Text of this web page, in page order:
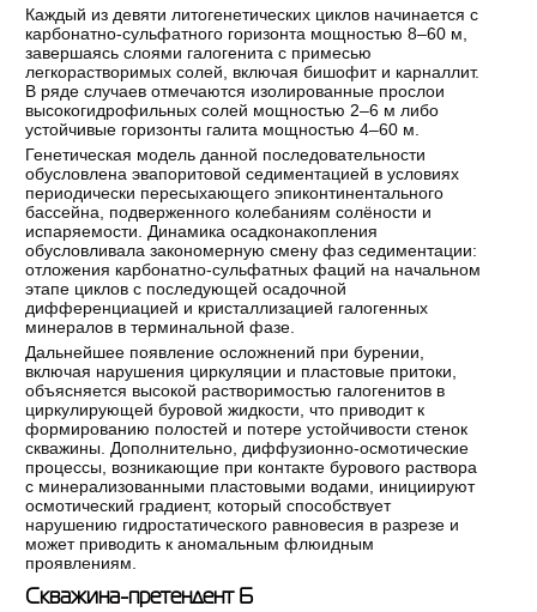
Каждый из девяти литогенетических циклов начинается с
карбонатно-сульфатного горизонта мощностью 8–60 м,
завершаясь слоями галогенита с примесью
легкорастворимых солей, включая бишофит и карналлит.
В ряде случаев отмечаются изолированные прослои
высокогидрофильных солей мощностью 2–6 м либо
устойчивые горизонты галита мощностью 4–60 м.
Генетическая модель данной последовательности
обусловлена эвапоритовой седиментацией в условиях
периодически пересыхающего эпиконтинентального
бассейна, подверженного колебаниям солёности и
испаряемости. Динамика осадконакопления
обусловливала закономерную смену фаз седиментации:
отложения карбонатно-сульфатных фаций на начальном
этапе циклов с последующей осадочной
дифференциацией и кристаллизацией галогенных
минералов в терминальной фазе.
Дальнейшее появление осложнений при бурении,
включая нарушения циркуляции и пластовые притоки,
объясняется высокой растворимостью галогенитов в
циркулирующей буровой жидкости, что приводит к
формированию полостей и потере устойчивости стенок
скважины. Дополнительно, диффузионно-осмотические
процессы, возникающие при контакте бурового раствора
с минерализованными пластовыми водами, инициируют
осмотический градиент, который способствует
нарушению гидростатического равновесия в разрезе и
может приводить к аномальным флюидным
проявлениям.
Скважина-претендент Б